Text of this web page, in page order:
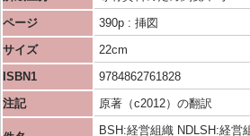
ページ
390p : 挿図
サイズ
22cm
ISBN1
9784862761828
注記
原著（c2012）の翻訳
BSH:経営組織 NDLSH:経営